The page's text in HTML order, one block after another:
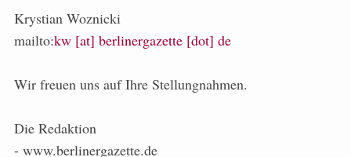
Krystian Woznicki
mailto:kw [at] berlinergazette [dot] de
Wir freuen uns auf Ihre Stellungnahmen.
Die Redaktion
- www.berlinergazette.de